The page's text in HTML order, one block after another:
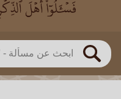
بحث
بن باز
بن
اللجنة الدائمة